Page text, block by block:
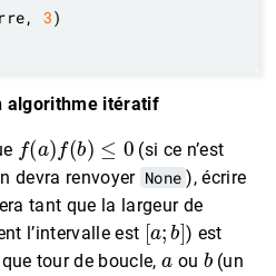
3
algorithme itératif
f(a ) (b )≤ 0
(si ce n’est
devra renvoyer None ), écrire
tant que la largeur de
l’intervalle est
[a;b]
) est
tour de boucle,
a
ou
b
(un